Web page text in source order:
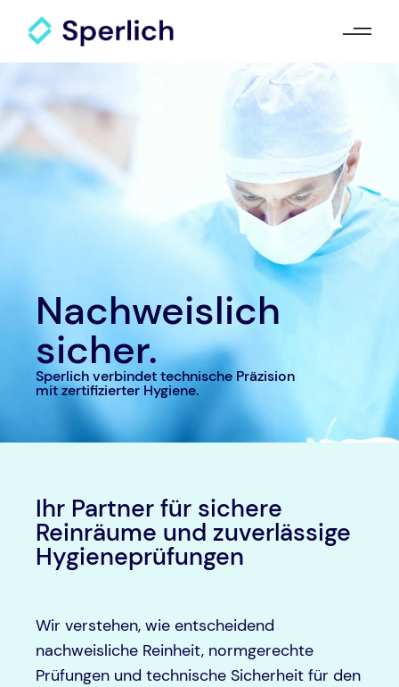
Nachweislich
sicher.
Sperlich verbindet technische Präzision
mit zertifizierter Hygiene.
Ihr Partner für sichere
Reinräume und zuverlässige
Hygieneprüfungen
Wir verstehen, wie entscheidend
nachweisliche Reinheit, normgerechte
Prüfungen und technische Sicherheit für den